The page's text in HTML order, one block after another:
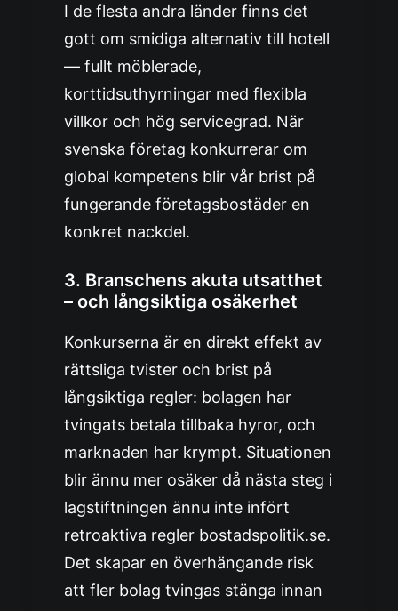
I de flesta andra länder finns det
gott om smidiga alternativ till hotell
— fullt möblerade,
korttidsuthyrningar med flexibla
villkor och hög servicegrad. När
svenska företag konkurrerar om
global kompetens blir vår brist på
fungerande företagsbostäder en
konkret nackdel.
3. Branschens akuta utsatthet
– och långsiktiga osäkerhet
Konkurserna är en direkt effekt av
rättsliga tvister och brist på
långsiktiga regler: bolagen har
tvingats betala tillbaka hyror, och
marknaden har krympt. Situationen
blir ännu mer osäker då nästa steg i
lagstiftningen ännu inte infört
retroaktiva regler bostadspolitik.se.
Det skapar en överhängande risk
att fler bolag tvingas stänga innan